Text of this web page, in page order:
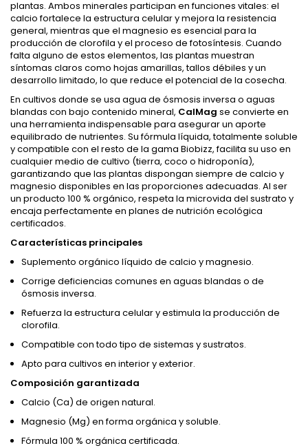
plantas. Ambos minerales participan en funciones vitales: el
calcio fortalece la estructura celular y mejora la resistencia
general, mientras que el magnesio es esencial para la
producción de clorofila y el proceso de fotosíntesis. Cuando
falta alguno de estos elementos, las plantas muestran
síntomas claros como hojas amarillas, tallos débiles y un
desarrollo limitado, lo que reduce el potencial de la cosecha.
En cultivos donde se usa agua de ósmosis inversa o aguas
blandas con bajo contenido mineral, CalMag se convierte en
una herramienta indispensable para asegurar un aporte
equilibrado de nutrientes. Su fórmula líquida, totalmente soluble
y compatible con el resto de la gama Biobizz, facilita su uso en
cualquier medio de cultivo (tierra, coco o hidroponía),
garantizando que las plantas dispongan siempre de calcio y
magnesio disponibles en las proporciones adecuadas. Al ser
un producto 100 % orgánico, respeta la microvida del sustrato y
encaja perfectamente en planes de nutrición ecológica
certificados.
Características principales
Suplemento orgánico líquido de calcio y magnesio.
Corrige deficiencias comunes en aguas blandas o de
ósmosis inversa.
Refuerza la estructura celular y estimula la producción de
clorofila.
Compatible con todo tipo de sistemas y sustratos.
Apto para cultivos en interior y exterior.
Composición garantizada
Calcio (Ca) de origen natural.
Magnesio (Mg) en forma orgánica y soluble.
Fórmula 100 % orgánica certificada.